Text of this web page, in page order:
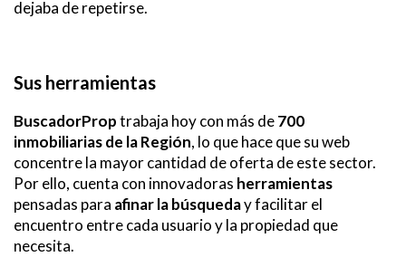
dejaba de repetirse.
Sus herramientas
BuscadorProptrabaja hoy con más de700
inmobiliarias de la Región, lo que hace que su web
concentre la mayor cantidad de oferta de este sector.
Por ello, cuenta con innovadoras herramientas
pensadas para afinar la búsqueday facilitar el
encuentro entre cada usuario y la propiedad que
necesita.